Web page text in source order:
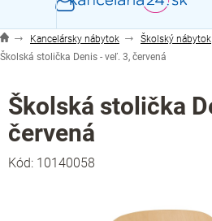
Kancelársky nábytok Školský nábytok
Školská stolička Denis - veľ. 3, červená
Školská stolička
červená
Kód: 10140058